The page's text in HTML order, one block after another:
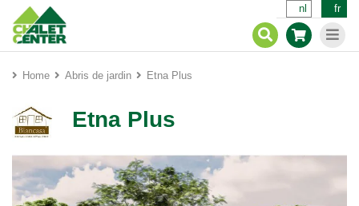
nl fr
Home Abris de jardin Etna Plus
Etna Plus